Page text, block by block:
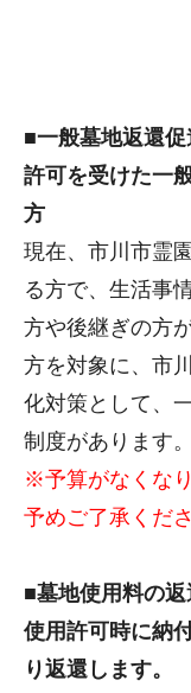
■一般墓地返還
許可を受けた一
方
現在、市川市霊
る方で、生活事
方や後継ぎの方
方を対象に、市
化対策として、
制度があります。
※予算がなくな
予めご了承くださ
■墓地使用料の返
使用許可時に納
り返還します。